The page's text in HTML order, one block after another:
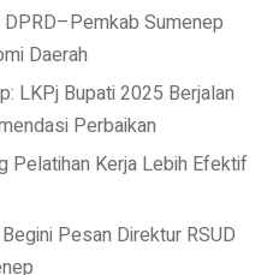
Sumenep
Daerah
LKPj Bupati 2025 Berjalan
Perbaikan
Pelatihan Kerja Lebih Efektif
Pesan Direktur RSUD